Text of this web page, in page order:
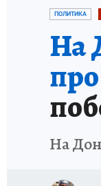
ПОЛИТИКА
На
На